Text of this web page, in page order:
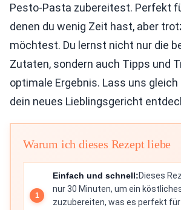
Pesto-Pasta zubereitest. Perfekt
denen du wenig Zeit hast, aber
möchtest. Du lernst nicht nur die
Zutaten, sondern auch Tipps und
optimale Ergebnis. Lass uns gleich
dein neues Lieblingsgericht
Warum ich dieses Rezept liebe
Einfach und schnell:Dieses
nur 30 Minuten, um ein
zuzubereiten, was es perfekt